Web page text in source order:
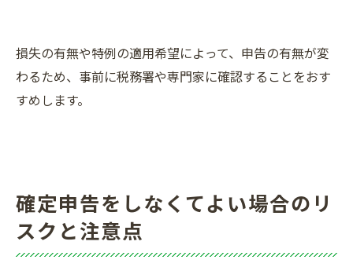
損失の有無や特例の適用希望によって、申告の有無が変
わるため、事前に税務署や専門家に確認することをおす
すめします。
確定申告をしなくてよい場合のリ
スクと注意点